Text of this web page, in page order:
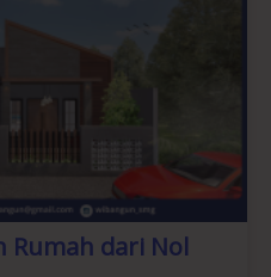
Rumah dari Nol